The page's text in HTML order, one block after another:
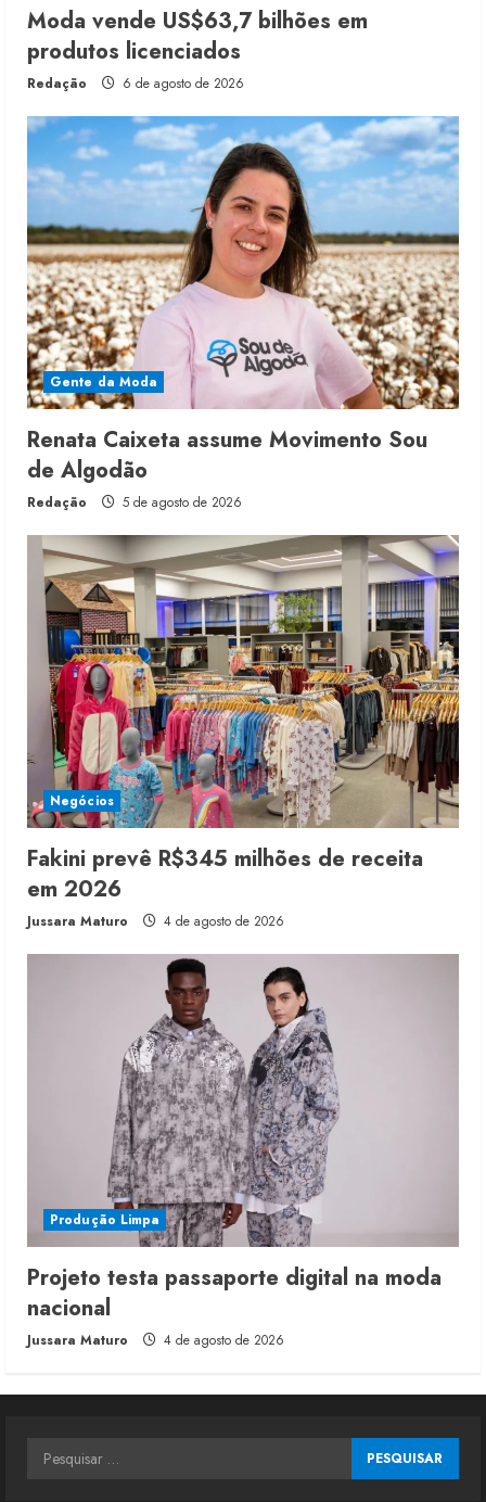
Moda vende US$63,7 bilhões em
produtos licenciados
Redação 6 de agosto de 2026
Gente da Moda
Renata Caixeta assume Movimento Sou
de Algodão
Redação 5 de agosto de 2026
Negócios
Fakini prevê R$345 milhões de receita
em 2026
Jussara Maturo 4 de agosto de 2026
Produção Limpa
Projeto testa passaporte digital na moda
nacional
Jussara Maturo 4 de agosto de 2026
Pesquisar